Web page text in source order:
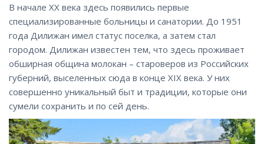
В начале XX века здесь появились первые
специализированные больницы и санатории. До 1951
года Дилижан имел статус поселка, а затем стал
городом. Дилижан известен тем, что здесь проживает
обширная община молокан – староверов из Российских
губерний, выселенных сюда в конце XIX века. У них
совершенно уникальный быт и традиции, которые они
сумели сохранить и по сей день.